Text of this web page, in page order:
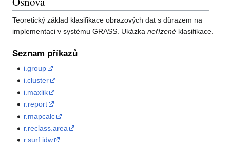
Teoretický základ klasifikace obrazových dat s důrazem na
implementaci v systému GRASS. Ukázka neřízené klasifikace.
Seznam příkazů
i.group
i.cluster
i.maxlik
r.report
r.mapcalc
r.reclass.area
r.surf.idw